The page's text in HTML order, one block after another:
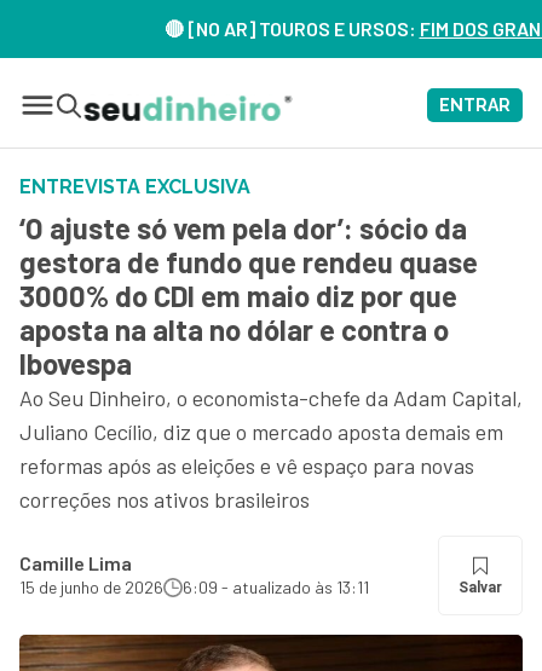
[NO AR] TOUROS E URSOS:FIM DOS GRANDES
ENTRAR
ENTREVISTA EXCLUSIVA
‘O ajuste só vem pela dor’: sócio da
gestora de fundo que rendeu quase
3000% do CDI em maio diz por que
aposta na alta no dólar e contra o
Ibovespa
Ao Seu Dinheiro, o economista-chefe da Adam Capital,
Juliano Cecílio, diz que o mercado aposta demais em
reformas após as eleições e vê espaço para novas
correções nos ativos brasileiros
Camille Lima
15 de junho de 2026 6:09 - atualizado às 13:11 Salvar